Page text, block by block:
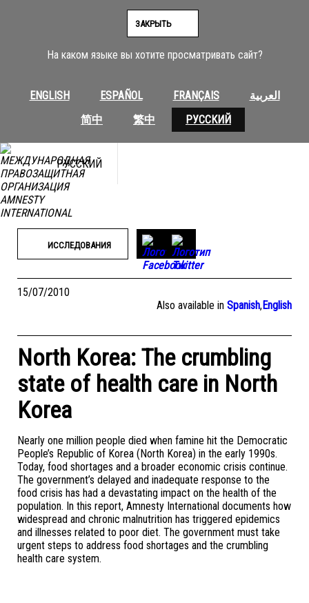
На каком языке вы хотите просматривать сайт?
ENGLISH ESPAÑOL FRANÇAIS
العربية
简中
繁中 РУССКИЙ
ЗАКРЫТЬ
РУССКИЙ
ИССЛЕДОВАНИЯ
15/07/2010
Also available in Spanish,English
North Korea: The crumbling
state of health care in North
Korea
Nearly one million people died when famine hit the Democratic
People’s Republic of Korea (North Korea) in the early 1990s.
Today, food shortages and a broader economic crisis continue.
The government’s delayed and inadequate response to the
food crisis has had a devastating impact on the health of the
population. In this report, Amnesty International documents how
widespread and chronic malnutrition has triggered epidemics
and illnesses related to poor diet. The government must take
urgent steps to address food shortages and the crumbling
health care system.